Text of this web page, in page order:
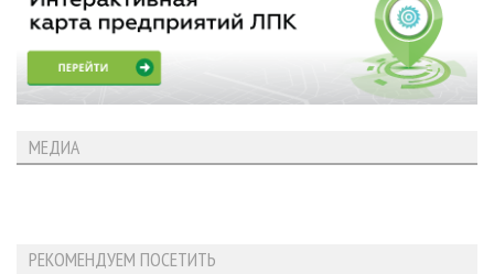
МЕДИА
РЕКОМЕНДУЕМ ПОСЕТИТЬ